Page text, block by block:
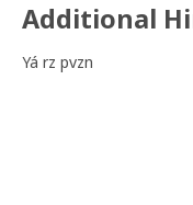
Additional
Yá rz pvzn